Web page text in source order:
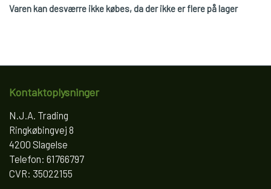
Varen kan desværre ikke købes, da der ikke er flere på lager
Kontaktoplysninger
N.J.A. Trading
Ringkøbingvej 8
4200 Slagelse
Telefon: 61766797
CVR: 35022155